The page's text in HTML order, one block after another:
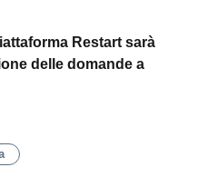
Restart sarà
delle domande a